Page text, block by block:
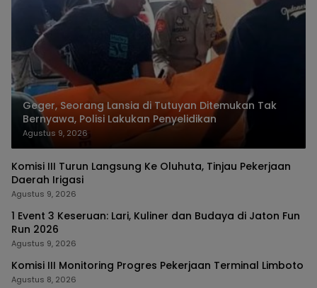
Geger, Seorang Lansia di Tutuyan Ditemukan Tak
Bernyawa, Polisi Lakukan Penyelidikan
Agustus 9, 2026
Komisi III Turun Langsung Ke Oluhuta, Tinjau Pekerjaan
Daerah Irigasi
Agustus 9, 2026
1 Event 3 Keseruan: Lari, Kuliner dan Budaya di Jaton Fun
Run 2026
Agustus 9, 2026
Komisi III Monitoring Progres Pekerjaan Terminal Limboto
Agustus 8, 2026